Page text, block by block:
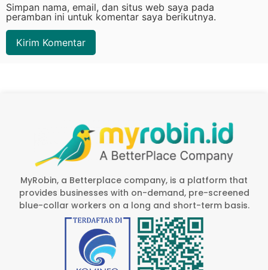
Simpan nama, email, dan situs web saya pada
peramban ini untuk komentar saya berikutnya.
MyRobin, a Betterplace company, is a platform that
provides businesses with on-demand, pre-screened
blue-collar workers on a long and short-term basis.